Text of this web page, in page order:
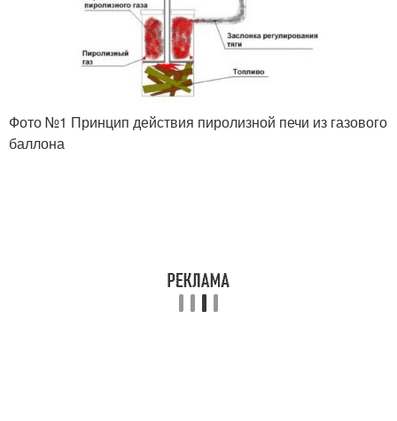
Фото №1 Принцип действия пиролизной печи из газового
баллона